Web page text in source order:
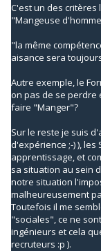
C'est un des critères
"Mangeuse
"la même
aisance sera
Autre exemple, le
on pas de se perdre
faire "Manger"?
Sur le reste je suis
d'expérience ;-) ),
apprentissage, et
sa situation au sein
notre situation
malheureusement
Toutefois il me
"sociales", ce ne
ingénieurs et cela
recruteurs :p ).